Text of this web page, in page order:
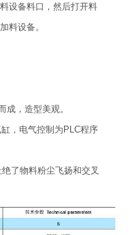
设备料口，然后打开料
料设备。
成，造型美观。
，电气控制为PLC程序
了物料粉尘飞扬和交叉